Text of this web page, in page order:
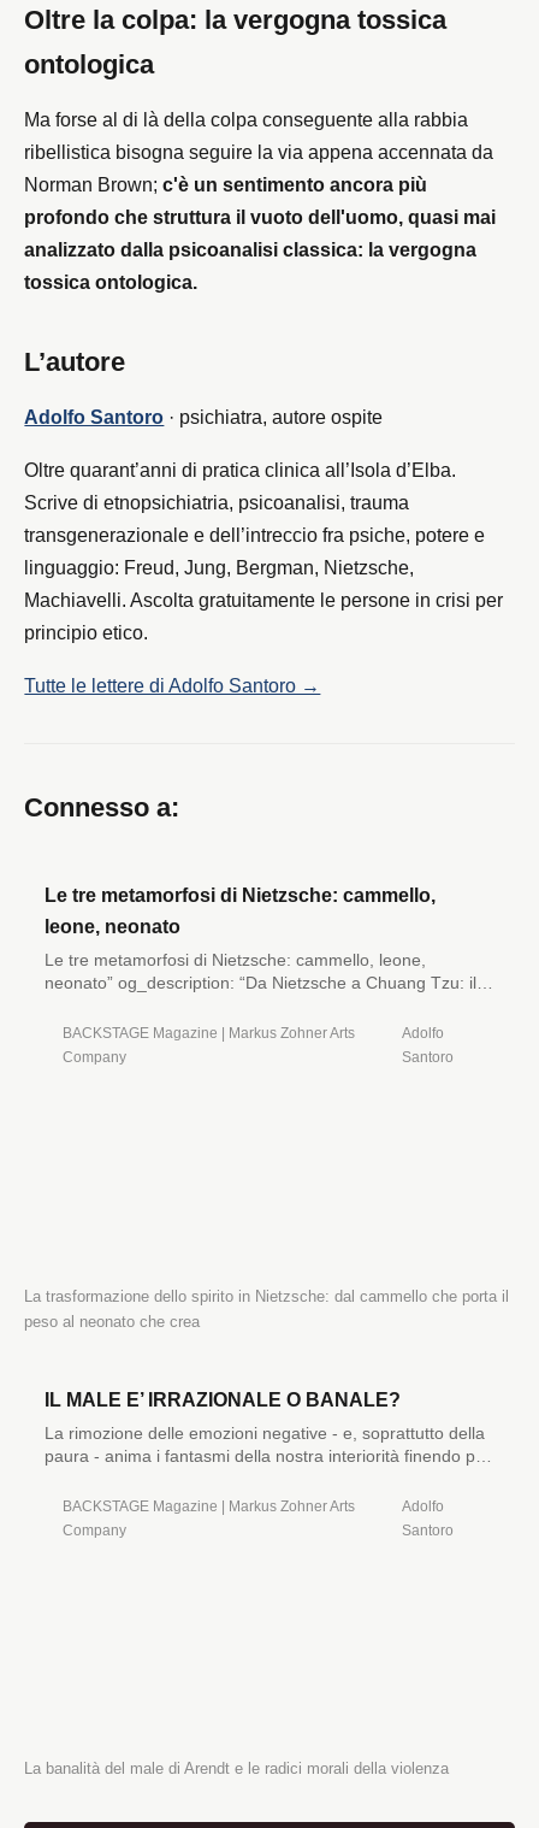
Oltre la colpa: la vergogna tossica
ontologica
Ma forse al di là della colpa conseguente alla rabbia
ribellistica bisogna seguire la via appena accennata da
Norman Brown;c'è un sentimento ancora più
profondo che struttura il vuoto dell'uomo, quasi mai
analizzato dalla psicoanalisi classica: la vergogna
tossica ontologica.
L’autore
Adolfo Santoro · psichiatra, autore ospite
Oltre quarant’anni di pratica clinica all’Isola d’Elba.
Scrive di etnopsichiatria, psicoanalisi, trauma
transgenerazionale e dell’intreccio fra psiche, potere e
linguaggio: Freud, Jung, Bergman, Nietzsche,
Machiavelli. Ascolta gratuitamente le persone in crisi per
principio etico.
Tutte le lettere di Adolfo Santoro →
Connesso a:
Le tre metamorfosi di Nietzsche: cammello,
leone, neonato
Le tre metamorfosi di Nietzsche: cammello, leone,
neonato” og_description: “Da Nietzsche a Chuang Tzu: il
Seconda parte della riflessione sul danno morale e la
guerra.
BACKSTAGE Magazine | Markus Zohner Arts
Company
Adolfo
Santoro
La trasformazione dello spirito in Nietzsche: dal cammello che porta il
peso al neonato che crea
IL MALE E’ IRRAZIONALE O BANALE?
La rimozione delle emozioni negative - e, soprattutto della
paura - anima i fantasmi della nostra interiorità finendo per
BACKSTAGE Magazine | Markus Zohner Arts
Company
Adolfo
Santoro
La banalità del male di Arendt e le radici morali della violenza